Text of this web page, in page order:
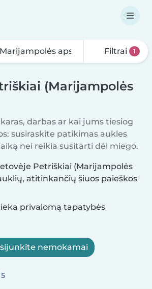
Filtrai 1
(Marijampolės
darbas ar kai jums tiesiog
susiraskite patikimas aukles
nei reikia susitarti dėl miego.
Petriškiai (Marijampolės
atitinkančių šiuos paieškos
privalomą tapatybės
nemokamai